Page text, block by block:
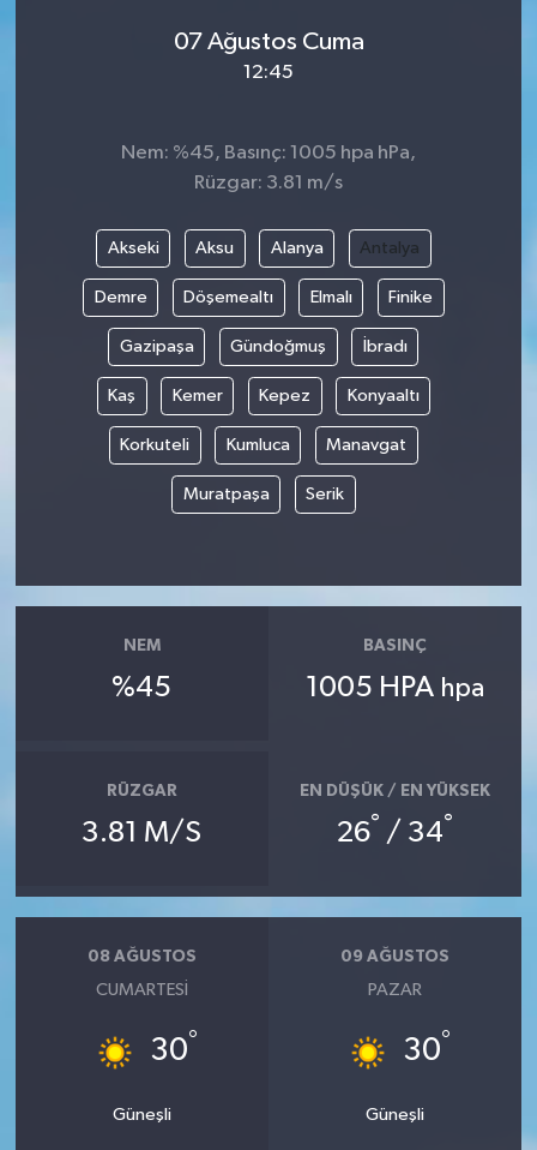
07 Ağustos Cuma
12:45
Nem: %45, Basınç: 1005 hpa hPa,
Rüzgar: 3.81 m/s
Akseki Aksu Alanya Antalya
Demre Döşemealtı Elmalı Finike
Gazipaşa Gündoğmuş İbradı
Kaş Kemer Kepez Konyaaltı
Korkuteli Kumluca Manavgat
Muratpaşa Serik
NEM
%45
BASINÇ
1005 HPA hpa
RÜZGAR
3.81 M/S
EN DÜŞÜK / EN YÜKSEK
26° / 34°
08 AĞUSTOS
CUMARTESI
30°
Güneşli
09 AĞUSTOS
PAZAR
30°
Güneşli